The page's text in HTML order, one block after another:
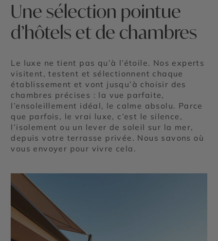
Une sélection pointue
d’hôtels et de chambres
Le luxe ne tient pas qu’à l’étoile. Nos experts
visitent, testent et sélectionnent chaque
établissement et vont jusqu’à choisir des
chambres précises : la vue parfaite,
l’ensoleillement idéal, le calme absolu. Parce
que parfois, le vrai luxe, c’est le silence,
l’isolement ou un lever de soleil sur la mer,
depuis votre terrasse privée. Nous savons où
vous envoyer pour vivre cela.